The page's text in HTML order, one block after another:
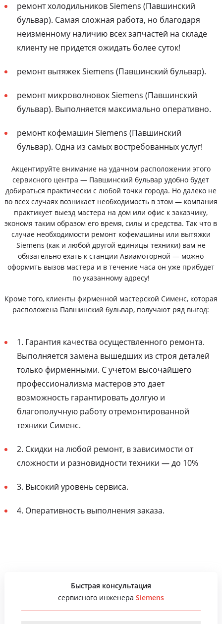
ремонт холодильников Siemens (Павшинский
бульвар). Самая сложная работа, но благодаря
неизменному наличию всех запчастей на складе
клиенту не придется ожидать более суток!
ремонт вытяжек Siemens (Павшинский бульвар).
ремонт микроволновок Siemens (Павшинский
бульвар). Выполняется максимально оперативно.
ремонт кофемашин Siemens (Павшинский
бульвар). Одна из самых востребованных услуг!
Акцентируйте внимание на удачном расположении этого
сервисного центра — Павшинский бульвар удобно будет
добираться практически с любой точки города. Но далеко не
во всех случаях возникает необходимость в этом — компания
практикует выезд мастера на дом или офис к заказчику,
экономя таким образом его время, силы и средства. Так что в
случае необходимости ремонт кофемашины или вытяжки
Siemens (как и любой другой единицы техники) вам не
обязательно ехать к станции Авиамоторной — можно
оформить вызов мастера и в течение часа он уже прибудет
по указанному адресу!
Кроме того, клиенты фирменной мастерской Сименс, которая
расположена Павшинский бульвар, получают ряд выгод:
1. Гарантия качества осуществленного ремонта.
Выполняется замена вышедших из строя деталей
только фирменными. С учетом высочайшего
профессионализма мастеров это дает
возможность гарантировать долгую и
благополучную работу отремонтированной
техники Сименс.
2. Скидки на любой ремонт, в зависимости от
сложности и разновидности техники — до 10%
3. Высокий уровень сервиса.
4. Оперативность выполнения заказа.
Быстрая консультация
сервисного инженера Siemens